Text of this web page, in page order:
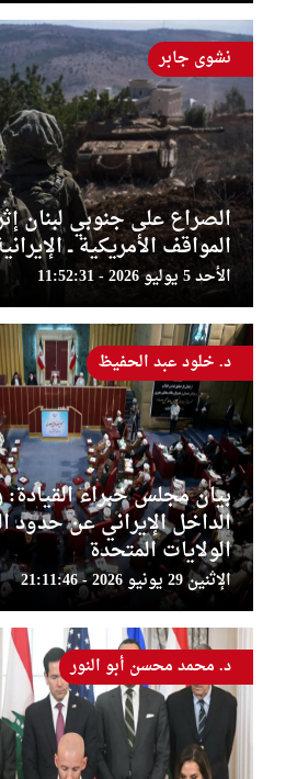
الصراع على جنوبي لبنان
المواقف الأمريكية ــ
الأحد 5 يوليو 2026 - 11:52:31
نشوى جابر
بيان مجلس خبراء
الداخل الإيراني عن حدود
الولايات المتحدة
الإثنين 29 يونيو 2026 - 21:11:46
د. خلود عبد الحفيظ
د. محمد محسن أبو النور